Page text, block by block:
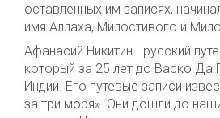
оставленных им записях,
имя Аллаха, Милостивого и
Афанасий Никитин - русский
который за 25 лет до Васко Да
Индии. Его путевые записи
за три моря». Они дошли до